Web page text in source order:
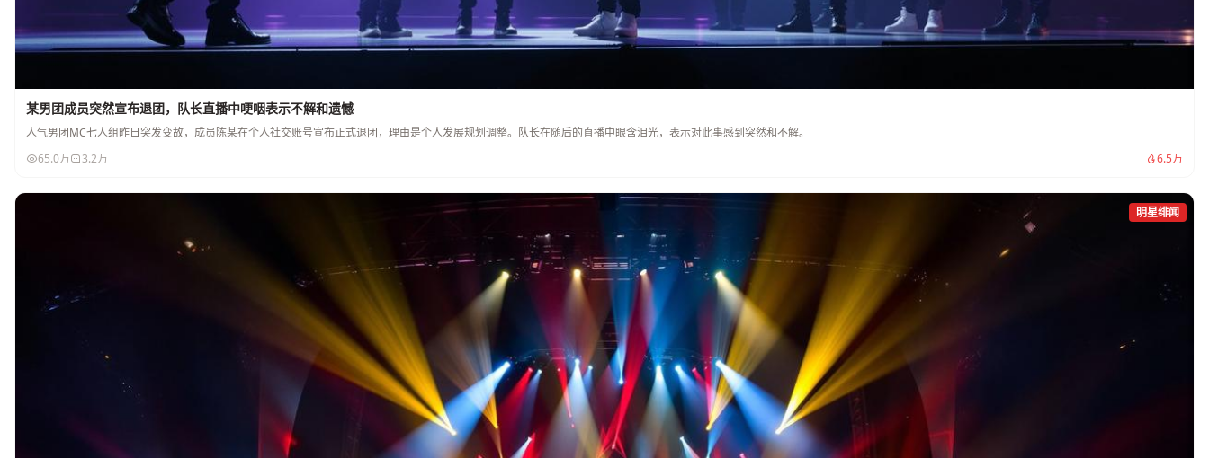
某男团成员突然宣布退团，队长直播中哽咽表示不解和遗憾
人气男团MC七人组昨日突发变故，成员陈某在个人社交账号宣布正式退团，理由是个人发展规划调整。队长在随后的直播中眼含泪光，表示对此事感到突然和不解。
65.0万
3.2万 6.5万
明星绯闻